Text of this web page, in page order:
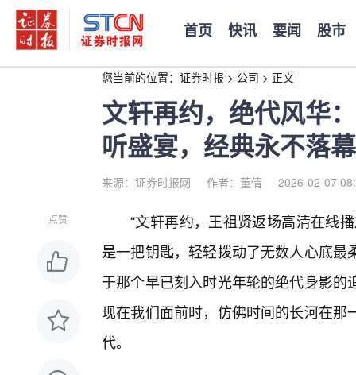
首页 快讯 要闻 股市
您当前的位置： 证券时报 > 公司 > 正文
文轩再约，绝代风华
听盛宴，经典永不落幕
来源：证券时报网 作者：董倩 2026-02-07
点赞
“文轩再约，王祖贤返场高清在线
是一把钥匙，轻轻拨动了无数人心底
于那个早已刻入时光年轮的绝代身影
现在我们面前时，仿佛时间的长河在
代。